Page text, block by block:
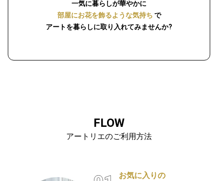
一気に暮らしが華やかに
部屋にお花を飾るような気持ち で
アートを暮らしに取り入れてみませんか?
FLOW
アートリエのご利用方法
お気に入りの